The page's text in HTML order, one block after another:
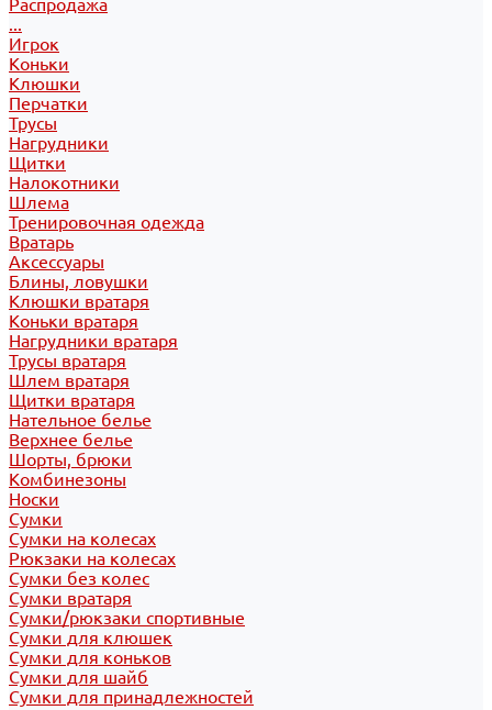
Распродажа
...
Игрок
Коньки
Клюшки
Перчатки
Трусы
Нагрудники
Щитки
Налокотники
Шлема
Тренировочная одежда
Вратарь
Аксессуары
Блины, ловушки
Клюшки вратаря
Коньки вратаря
Нагрудники вратаря
Трусы вратаря
Шлем вратаря
Щитки вратаря
Нательное белье
Верхнее белье
Шорты, брюки
Комбинезоны
Носки
Сумки
Сумки на колесах
Рюкзаки на колесах
Сумки без колес
Сумки вратаря
Сумки/рюкзаки спортивные
Сумки для клюшек
Сумки для коньков
Сумки для шайб
Сумки для принадлежностей